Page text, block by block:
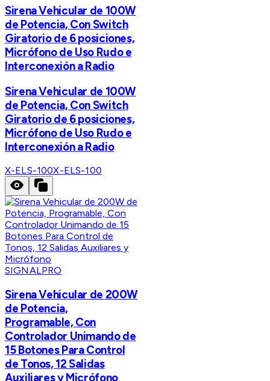
Sirena Vehicular de 100W
de Potencia, Con Switch
Giratorio de 6 posiciones,
Micrófono de Uso Rudo e
Interconexión a Radio
Sirena Vehicular de 100W
de Potencia, Con Switch
Giratorio de 6 posiciones,
Micrófono de Uso Rudo e
Interconexión a Radio
X-ELS-100X-ELS-100
SIGNALPRO
Sirena Vehicular de 200W
de Potencia,
Programable, Con
Controlador Unimando de
15 Botones Para Control
de Tonos, 12 Salidas
Auxiliares y Micrófono